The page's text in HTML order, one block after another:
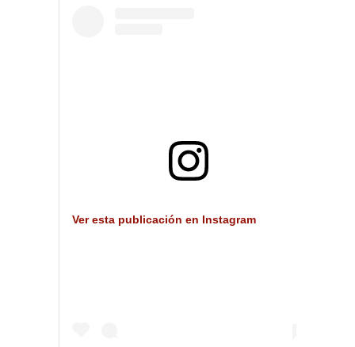
Ver esta publicación en Instagram